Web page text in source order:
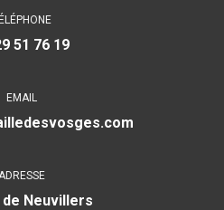
51 76 19
EMAIL
Neuvillers